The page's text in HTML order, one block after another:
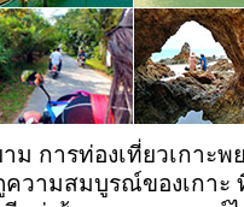
าม การท่องเที่ยวเกาะ
ความสมบูรณ์ของเกา